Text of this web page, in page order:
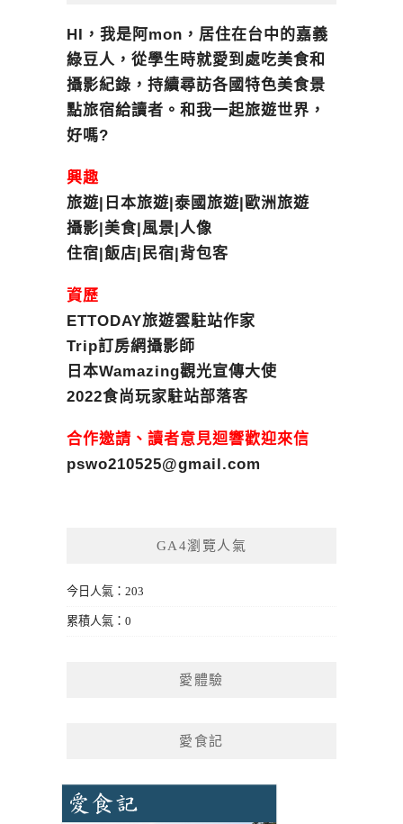
HI，我是阿mon，居住在台中的嘉義
綠豆人，從學生時就愛到處吃美食和
攝影紀錄，持續尋訪各國特色美食景
點旅宿給讀者。和我一起旅遊世界，
好嗎?
興趣
旅遊|日本旅遊|泰國旅遊|歐洲旅遊
攝影|美食|風景|人像
住宿|飯店|民宿|背包客
資歷
ETTODAY旅遊雲駐站作家
Trip訂房網攝影師
日本Wamazing觀光宣傳大使
2022食尚玩家駐站部落客
合作邀請、讀者意見迴響歡迎來信
pswo210525@gmail.com
GA4瀏覽人氣
今日人氣：203
累積人氣：0
愛體驗
愛食記